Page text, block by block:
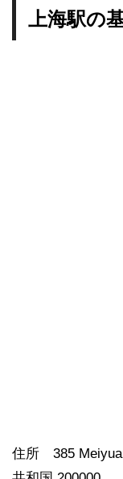
上海駅の
住所 385